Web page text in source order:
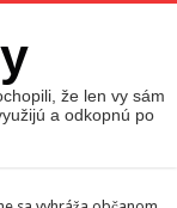
že len vy sám
a odkopnú po